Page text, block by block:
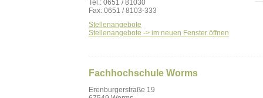
Tel.: 0651 / 81030
Fax: 0651 / 8103-333
Stellenangebote
Stellenangebote -> im neuen Fenster öffnen
Fachhochschule Worms
Erenburgerstraße 19